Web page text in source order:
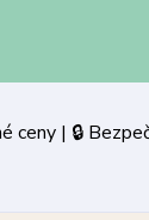
ceny | 🔒